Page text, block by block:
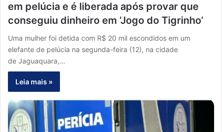
em pelúcia e é liberada após provar que
conseguiu dinheiro em ‘Jogo do Tigrinho’
Uma mulher foi detida com R$ 20 mil escondidos em um
elefante de pelúcia na segunda-feira (12), na cidade
de Jaguaquara,…
Leia mais »